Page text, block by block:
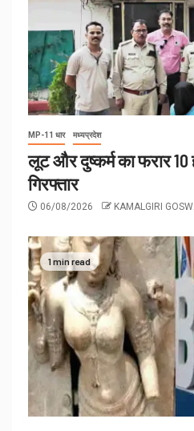
MP-11 धार मध्यप्रदेश
लूट और दुष्कर्म का फरार 10
गिरफ्तार
06/08/2026 KAMALGIRI
1 min read